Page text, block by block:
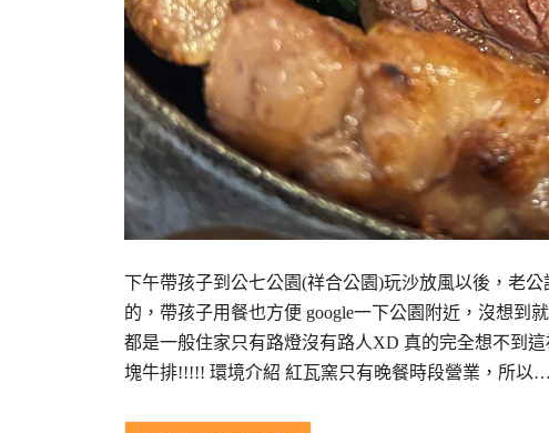
下午帶孩子到公七公園(祥合公園)玩沙放風以後，老
的，帶孩子用餐也方便 google一下公園附近，沒想到
都是一般住家只有路燈沒有路人XD 真的完全想不到
塊牛排!!!!! 環境介紹 紅瓦窯只有晚餐時段營業，所以…